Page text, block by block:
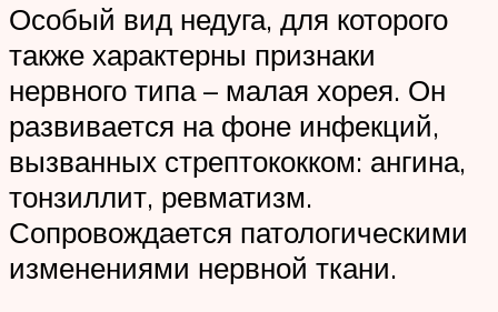
Особый вид недуга, для которого
также характерны признаки
нервного типа – малая хорея. Он
развивается на фоне инфекций,
вызванных стрептококком: ангина,
тонзиллит, ревматизм.
Сопровождается патологическими
изменениями нервной ткани.